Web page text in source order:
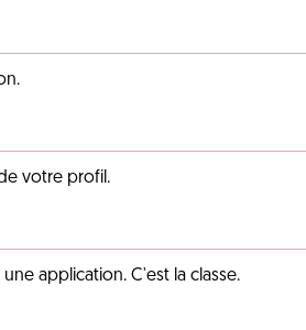
votre profil.
application. C'est la classe.